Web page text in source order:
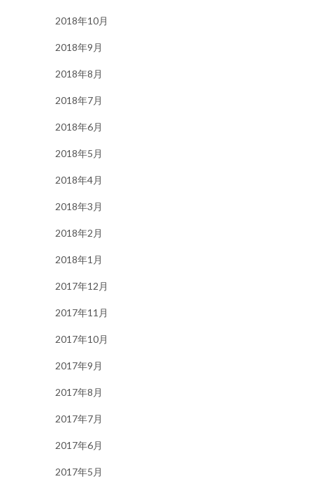
2018年10月
2018年9月
2018年8月
2018年7月
2018年6月
2018年5月
2018年4月
2018年3月
2018年2月
2018年1月
2017年12月
2017年11月
2017年10月
2017年9月
2017年8月
2017年7月
2017年6月
2017年5月